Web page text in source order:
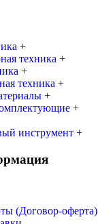
+
техника +
+
техника +
+
+
инструмент +
(Договор-оферта)